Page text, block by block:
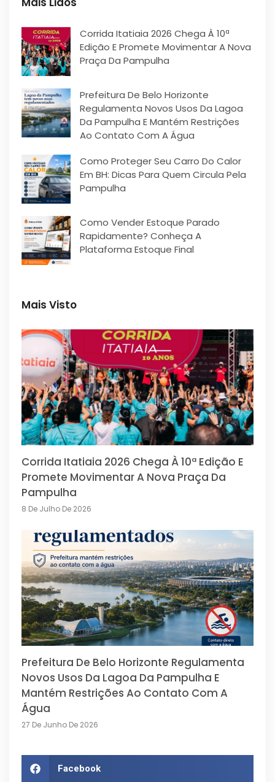
Corrida Itatiaia 2026 Chega À 10ª
Edição E Promete Movimentar A Nova
Praça Da Pampulha
Prefeitura De Belo Horizonte
Regulamenta Novos Usos Da Lagoa
Da Pampulha E Mantém Restrições
Ao Contato Com A Água
Como Proteger Seu Carro Do Calor
Em BH: Dicas Para Quem Circula Pela
Pampulha
Como Vender Estoque Parado
Rapidamente? Conheça A
Plataforma Estoque Final
Mais Visto
Corrida Itatiaia 2026 Chega À 10ª Edição E
Promete Movimentar A Nova Praça Da
Pampulha
8 De Julho De 2026
Prefeitura De Belo Horizonte Regulamenta
Novos Usos Da Lagoa Da Pampulha E
Mantém Restrições Ao Contato Com A
Água
27 De Junho De 2026
Facebook